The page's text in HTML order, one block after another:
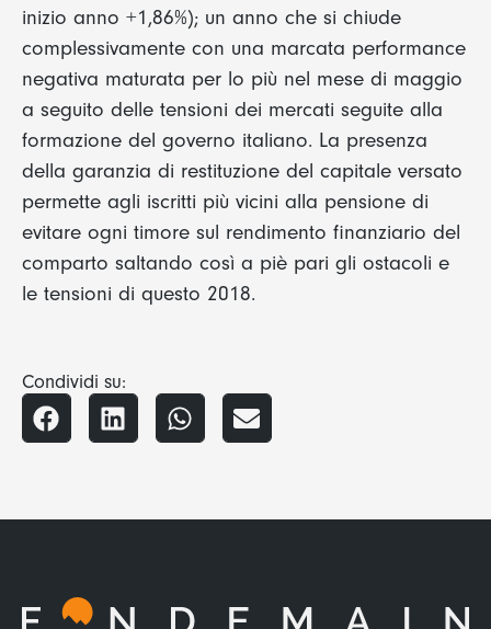
inizio anno +1,86%); un anno che si chiude
complessivamente con una marcata performance
negativa maturata per lo più nel mese di maggio
a seguito delle tensioni dei mercati seguite alla
formazione del governo italiano. La presenza
della garanzia di restituzione del capitale versato
permette agli iscritti più vicini alla pensione di
evitare ogni timore sul rendimento finanziario del
comparto saltando così a piè pari gli ostacoli e
le tensioni di questo 2018.
Condividi su: